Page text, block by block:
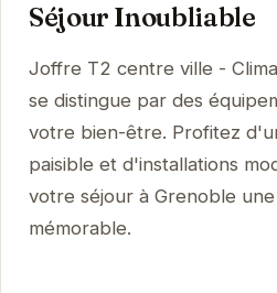
Séjour Inoubliable
Joffre T2 centre ville -
se distingue par des
votre bien-être. Profitez
paisible et d'installations
votre séjour à Grenoble
mémorable.